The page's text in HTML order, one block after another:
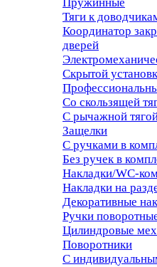
Тяги к
Координатор
дверей
Скрытой
Со скользящей
С рычажной
Защелки
С ручками в
Без ручек в
Накладки/WC-
Накладки на
Декоративные
Ручки
Цилиндровые
Поворотники
С